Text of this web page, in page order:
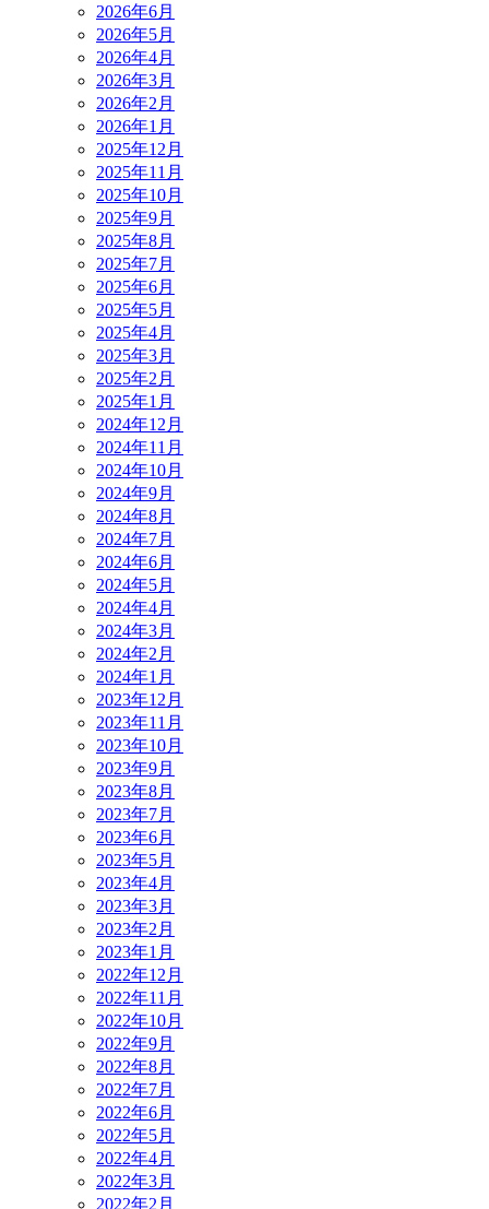
2026年6月
2026年5月
2026年4月
2026年3月
2026年2月
2026年1月
2025年12月
2025年11月
2025年10月
2025年9月
2025年8月
2025年7月
2025年6月
2025年5月
2025年4月
2025年3月
2025年2月
2025年1月
2024年12月
2024年11月
2024年10月
2024年9月
2024年8月
2024年7月
2024年6月
2024年5月
2024年4月
2024年3月
2024年2月
2024年1月
2023年12月
2023年11月
2023年10月
2023年9月
2023年8月
2023年7月
2023年6月
2023年5月
2023年4月
2023年3月
2023年2月
2023年1月
2022年12月
2022年11月
2022年10月
2022年9月
2022年8月
2022年7月
2022年6月
2022年5月
2022年4月
2022年3月
2022年2月